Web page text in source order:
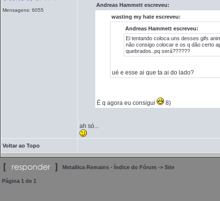
Mensagens: 6055
Andreas Hammett escreveu:
wasting my hate escreveu:
Andreas Hammett escreveu:
Ei tentando coloca uns desses gifs
não consigo colocar e os q dão certo
quebrados..pq será??????
ué e esse ai que ta ai do lado?
É q agora eu consigui 8)
ah só...
Voltar ao Topo
Metallica Remains - Índice do Fórum -> Site
Página 1 de 1